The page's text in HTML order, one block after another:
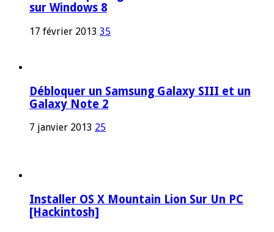
sur Windows 8
17 février 2013 35
Débloquer un Samsung Galaxy SIII et un
Galaxy Note 2
7 janvier 2013 25
Installer OS X Mountain Lion Sur Un PC
[Hackintosh]